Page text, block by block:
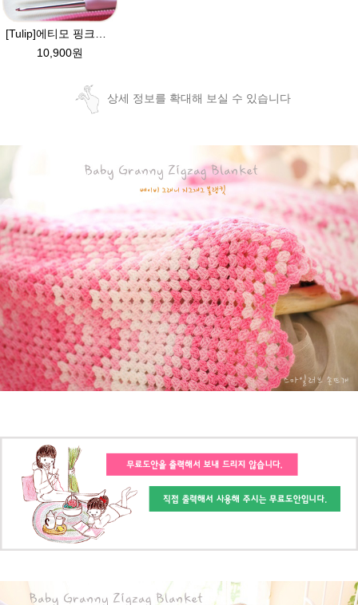
10,900원
상세 정보를 확대해 보실 수 있습니다